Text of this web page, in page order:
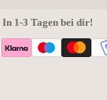
In 1-3 Tagen bei dir!